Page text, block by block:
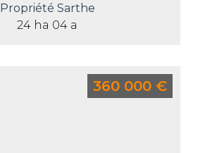
Propriété Sarthe
24 ha 04 a
360 000 €